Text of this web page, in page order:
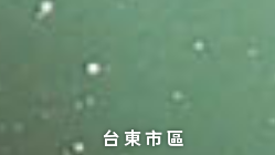
台東市區